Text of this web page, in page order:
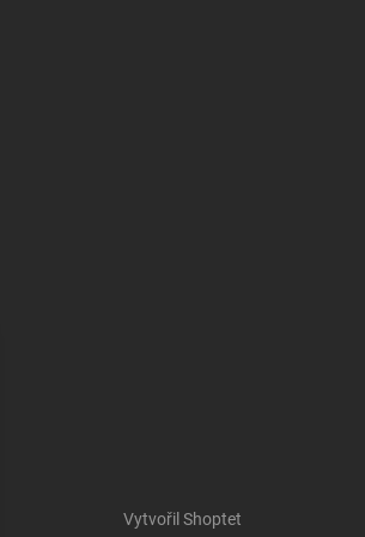
Vytvořil Shoptet